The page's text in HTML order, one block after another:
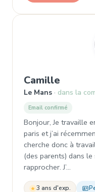
Camille ,
Le Mans dans la
Email confirmé
Bonjour, Je travaille
paris et j’ai
cherche donc à
(des parents) dans
rapprocher. J’…
3 ans d'exp.